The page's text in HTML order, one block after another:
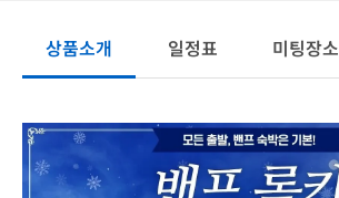
상품소개 일정표 미팅장소